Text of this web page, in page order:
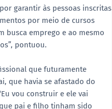
garantir às pessoas inscritas
por meio de cursos
busca emprego e ao mesmo
pontuou.
que futuramente
que havia se afastado do
vou construir e ele vai
pai e filho tinham sido